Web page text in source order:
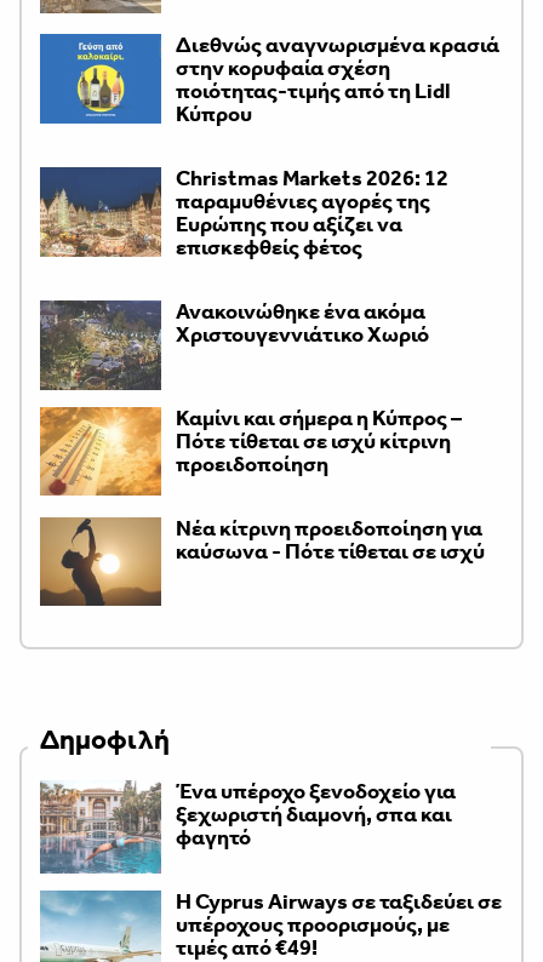
Διεθνώς αναγνωρισμένα κρασιά
στην κορυφαία σχέση
ποιότητας-τιμής από τη Lidl
Κύπρου
Christmas Markets 2026: 12
παραμυθένιες αγορές της
Ευρώπης που αξίζει να
επισκεφθείς φέτος
Ανακοινώθηκε ένα ακόμα
Χριστουγεννιάτικο Χωριό
Καμίνι και σήμερα η Κύπρος –
Πότε τίθεται σε ισχύ κίτρινη
προειδοποίηση
Νέα κίτρινη προειδοποίηση για
καύσωνα - Πότε τίθεται σε ισχύ
Δημοφιλή
Ένα υπέροχο ξενοδοχείο για
ξεχωριστή διαμονή, σπα και
φαγητό
H Cyprus Airways σε ταξιδεύει σε
υπέροχους προορισμούς, με
τιμές από €49!